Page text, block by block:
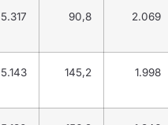
5.317 90,8 2.069
5.143 145,2 1.998